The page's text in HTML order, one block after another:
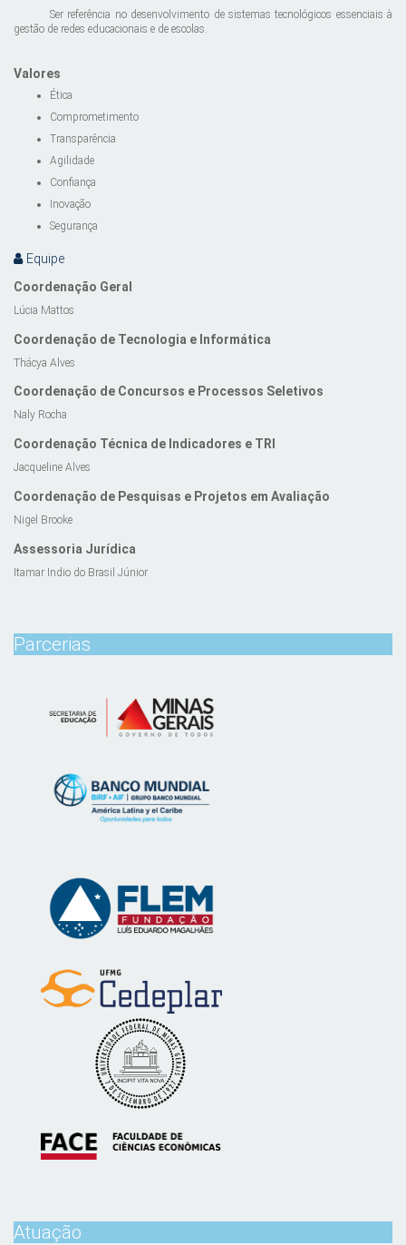
Ser referência no desenvolvimento de sistemas tecnológicos essenciais à
gestão de redes educacionais e de escolas.
Valores
Ética
Comprometimento
Transparência
Agilidade
Confiança
Inovação
Segurança
Equipe
Coordenação Geral
Lúcia Mattos
Coordenação de Tecnologia e Informática
Thácya Alves
Coordenação de Concursos e Processos Seletivos
Naly Rocha
Coordenação Técnica de Indicadores e TRI
Jacqueline Alves
Coordenação de Pesquisas e Projetos em Avaliação
Nigel Brooke
Assessoria Jurídica
Itamar Indio do Brasil Júnior
Parcerias
Atuação